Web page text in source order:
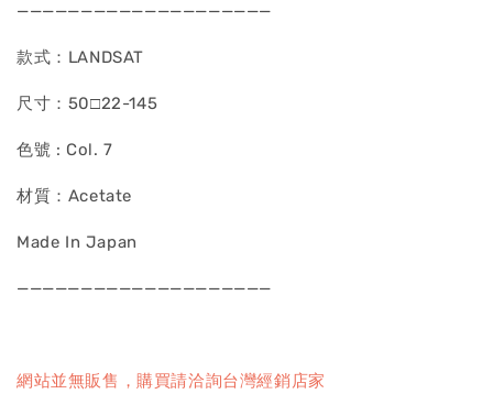
————————————————————
款式：LANDSAT
尺寸：50□22-145
色號 : Col. 7
材質：Acetate
Made In Japan
————————————————————
網站並無販售，購買請洽詢台灣經銷店家